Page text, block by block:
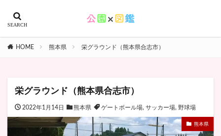
HOME 熊本県 栄グラウンド（熊本県合志市）
栄グラウンド（熊本県合志市）
2022年1月14日 熊本県 ゲートボール場, サッカー場, 野球場
熊本県